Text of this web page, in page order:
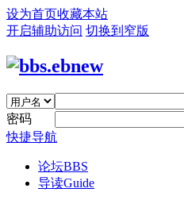
设为首页收藏本站
开启辅助访问 切换到窄版
密码
快捷导航
论坛BBS
导读Guide